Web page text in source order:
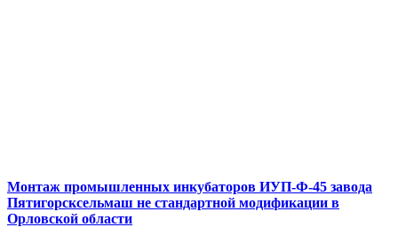
Монтаж промышленных инкубаторов ИУП-Ф-45 завода
Пятигорсксельмаш не стандартной модификации в
Орловской области